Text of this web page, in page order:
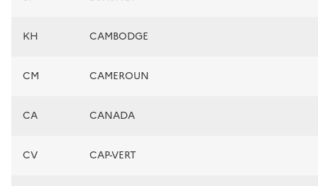
KH CAMBODGE
CM CAMEROUN
CA CANADA
CV CAP-VERT